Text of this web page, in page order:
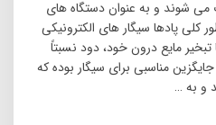
شوند و به عنوان دستگاه های
کلی پادها سیگار های الکترونیکی
مایع درون خود، دود نسبتاً
مناسبی برای سیگار بوده که
و به …